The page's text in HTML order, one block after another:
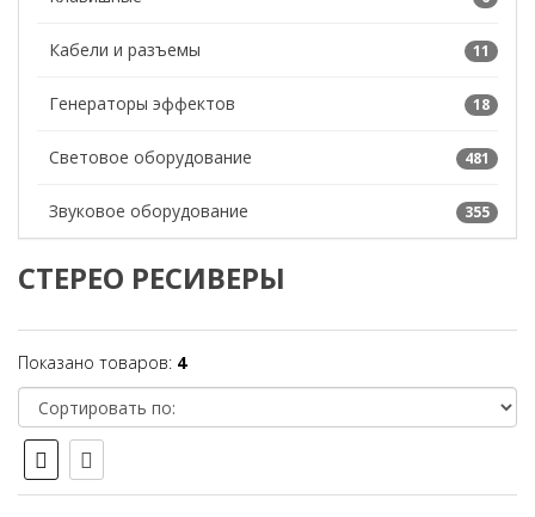
Кабели и разъемы 11
Генераторы эффектов 18
Световое оборудование 481
Звуковое оборудование 355
СТЕРЕО РЕСИВЕРЫ
Показано товаров: 4